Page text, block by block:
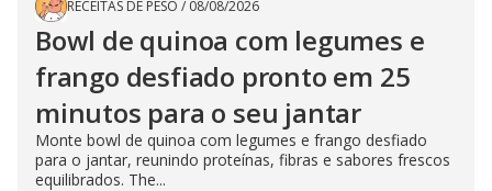
RECEITAS DE PESO / 08/08/2026
Bowl de quinoa com legumes e
frango desfiado pronto em 25
minutos para o seu jantar
Monte bowl de quinoa com legumes e frango desfiado
para o jantar, reunindo proteínas, fibras e sabores frescos
equilibrados. The...